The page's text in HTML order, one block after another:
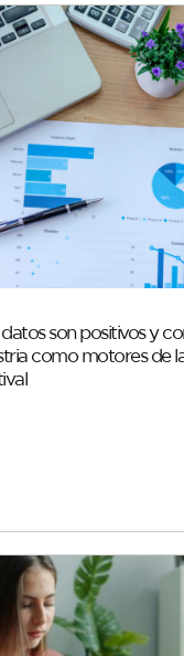
datos son positivos y
como motores de